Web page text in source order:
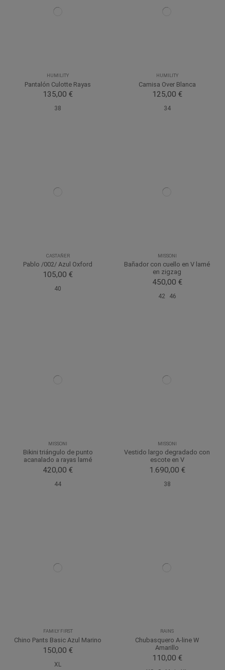
HUMILITY
Pantalón Culotte Rayas
135,00 €
38
HUMILITY
Camisa Over Blanca
125,00 €
34
CASTAÑER
Pablo /002/ Azul Oxford
105,00 €
40
MISSONI
Bañador con cuello en V lamé
en zigzag
450,00 €
42 46
MISSONI
Bikini triángulo de punto
acanalado a rayas lamé
420,00 €
44
MISSONI
Vestido largo degradado con
escote en V
1.690,00 €
38
FAMILY FIRST
Chino Pants Basic Azul Marino
150,00 €
XL
RAINS
Chubasquero A-line W
Amarillo
110,00 €